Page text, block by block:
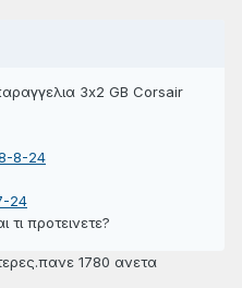
3x2 GB Corsair
8-24
24
τι προτεινετε?
1780 ανετα